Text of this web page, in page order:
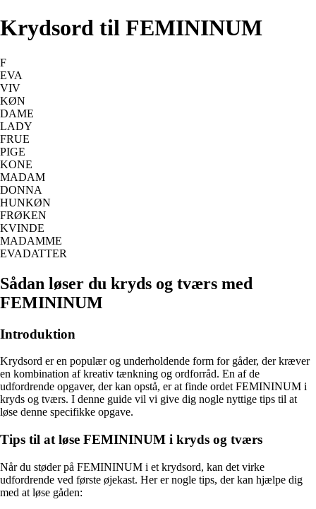
Krydsord til FEMININUM
F
EVA
VIV
KØN
DAME
LADY
FRUE
PIGE
KONE
MADAM
DONNA
HUNKØN
FRØKEN
KVINDE
MADAMME
EVADATTER
Sådan løser du kryds og tværs med
FEMININUM
Introduktion
Krydsord er en populær og underholdende form for gåder, der kræver
en kombination af kreativ tænkning og ordforråd. En af de
udfordrende opgaver, der kan opstå, er at finde ordet FEMININUM i
kryds og tværs. I denne guide vil vi give dig nogle nyttige tips til at
løse denne specifikke opgave.
Tips til at løse FEMININUM i kryds og tværs
Når du støder på FEMININUM i et krydsord, kan det virke
udfordrende ved første øjekast. Her er nogle tips, der kan hjælpe dig
med at løse gåden: